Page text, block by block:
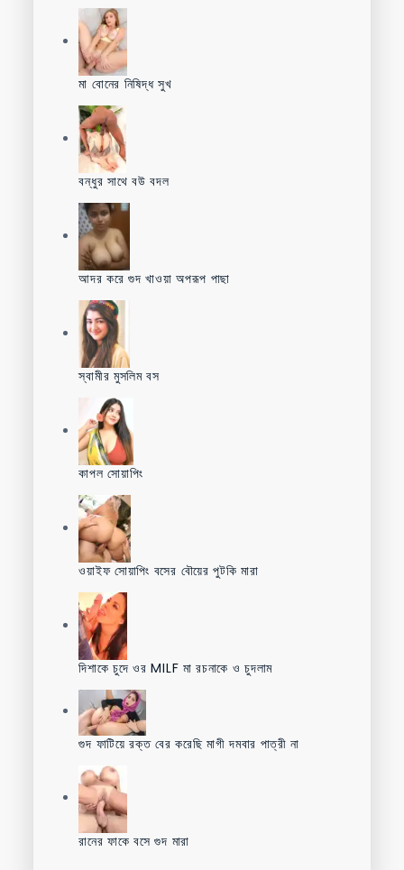
মা বোনের নিষিদ্ধ সুখ
বন্ধুর সাথে বউ বদল
আদর করে গুদ খাওয়া অপরূপ পাছা
স্বামীর মুসলিম বস
কাপল সোয়াপিং
ওয়াইফ সোয়াপিং বসের বৌয়ের পুটকি মারা
দিশাকে চুদে ওর MILF মা রচনাকে ও চুদলাম
গুদ ফাটিয়ে রক্ত বের করেছি মাগী দমবার পাত্রী না
রানের ফাকে বসে গুদ মারা